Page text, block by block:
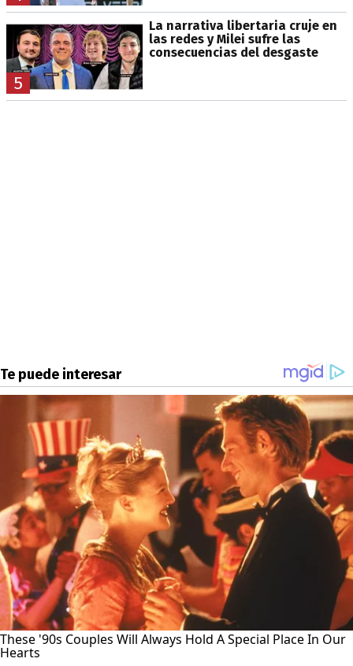
5
La narrativa libertaria cruje en
las redes y Milei sufre las
consecuencias del desgaste